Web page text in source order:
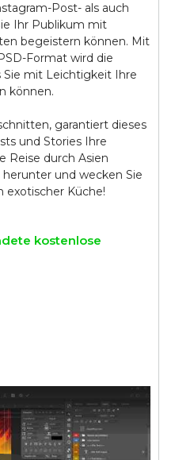
Post- als auch
Ihr Publikum mit
begeistern können. Mit
Format wird die
Sie mit Leichtigkeit Ihre
können.
garantiert dieses
und Stories Ihre
Reise durch Asien
und wecken Sie
kostenlose